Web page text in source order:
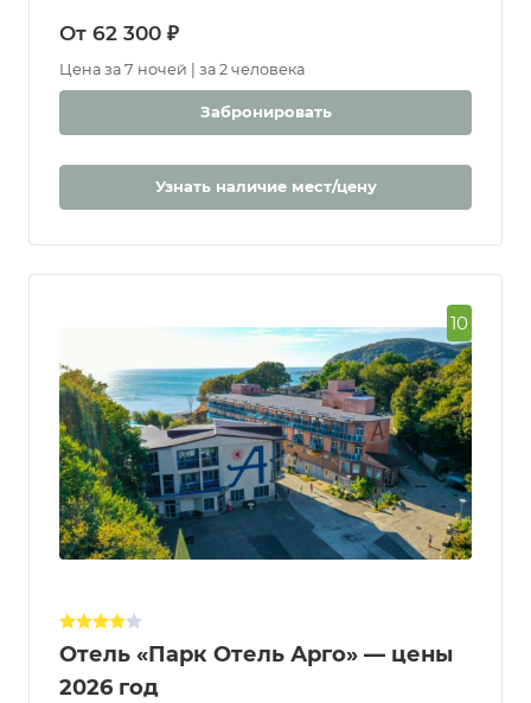
Крытый
Открытый
С морской
Дети
Детская
От 62 300 ₽
Цена за 7 ночей | за 2 человека
Забронировать
Узнать наличие мест/цену
10
Отель «Парк Отель Арго» — цены
2026 год